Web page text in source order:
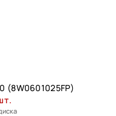
(8W0601025FP)